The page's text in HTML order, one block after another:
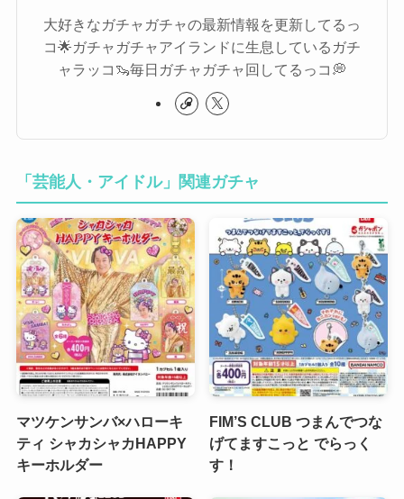
大好きなガチャガチャの最新情報を更新してるっ
コ🌟ガチャガチャアイランドに生息しているガチ
ャラッコ🦦毎日ガチャガチャ回してるっコ💭
「芸能人・アイドル」関連ガチャ
マツケンサンバ×ハローキ
ティ シャカシャカHAPPY
キーホルダー
FIM’S CLUB つまんでつな
げてますこっと でらっく
す！